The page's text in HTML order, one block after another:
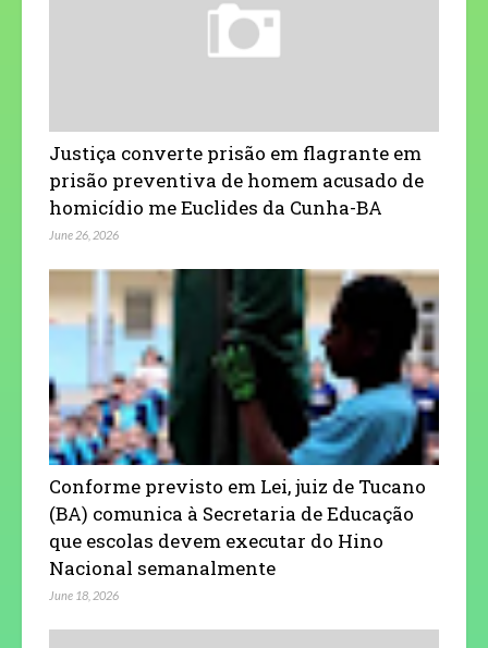
Justiça converte prisão em flagrante em
prisão preventiva de homem acusado de
homicídio me Euclides da Cunha-BA
June 26, 2026
Conforme previsto em Lei, juiz de Tucano
(BA) comunica à Secretaria de Educação
que escolas devem executar do Hino
Nacional semanalmente
June 18, 2026